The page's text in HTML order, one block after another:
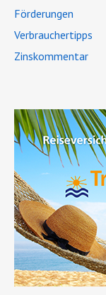
Förderungen
Verbrauchertipps
Zinskommentar